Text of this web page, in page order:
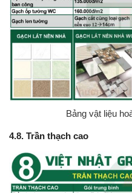
Bảng vật liệu
4.8. Trần thạch cao